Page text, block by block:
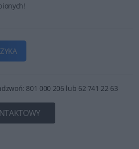
801 000 206 lub 62 741 22 63